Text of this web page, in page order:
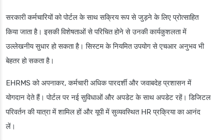
सरकारी कर्मचारियों को पोर्टल के साथ सक्रिय रूप से जुड़ने के लिए प्रोत्साहित
किया जाता है। इसकी विशेषताओं से परिचित होने से उनकी कार्यकुशलता में
उल्लेखनीय सुधार हो सकता है। सिस्टम के नियमित उपयोग से एचआर अनुभव भी
बेहतर हो सकता है।
EHRMS को अपनाकर, कर्मचारी अधिक पारदर्शी और जवाबदेह प्रशासन में
योगदान देते हैं। पोर्टल पर नई सुविधाओं और अपडेट के साथ अपडेट रहें। डिजिटल
परिवर्तन की यात्रा में शामिल हों और यूपी में सुव्यवस्थित HR प्रक्रिया का आनंद
लें।